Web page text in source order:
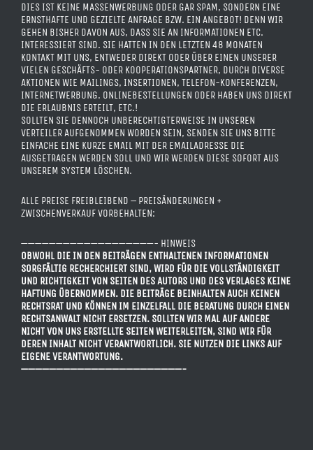
DIES IST KEINE MASSENWERBUNG ODER GAR SPAM, SONDERN EINE
ERNSTHAFTE UND GEZIELTE ANFRAGE BZW. EIN ANGEBOT! DENN WIR
GEHEN BISHER DAVON AUS, DASS SIE AN INFORMATIONEN ETC.
INTERESSIERT SIND. SIE HATTEN IN DEN LETZTEN 48 MONATEN
KONTAKT MIT UNS, ENTWEDER DIREKT ODER ÜBER EINEN UNSERER
VIELEN GESCHÄFTS- ODER KOOPERATIONSPARTNER, DURCH DIVERSE
AKTIONEN WIE MAILINGS, INSERTIONEN, TELEFON-KONFERENZEN,
INTERNETWERBUNG. ONLINEBESTELLUNGEN ODER HABEN UNS DIREKT
DIE ERLAUBNIS ERTEILT, ETC.!
SOLLTEN SIE DENNOCH UNBERECHTIGTERWEISE IN UNSEREN
VERTEILER AUFGENOMMEN WORDEN SEIN, SENDEN SIE UNS BITTE
EINFACHE EINE KURZE EMAIL MIT DER EMAILADRESSE DIE
AUSGETRAGEN WERDEN SOLL UND WIR WERDEN DIESE SOFORT AUS
UNSEREM SYSTEM LÖSCHEN.
ALLE PREISE FREIBLEIBEND – PREISÄNDERUNGEN +
ZWISCHENVERKAUF VORBEHALTEN:
———————————————————- HINWEIS
OBWOHL DIE IN DEN BEITRÄGEN ENTHALTENEN INFORMATIONEN
SORGFÄLTIG RECHERCHIERT SIND, WIRD FÜR DIE VOLLSTÄNDIGKEIT
UND RICHTIGKEIT VON SEITEN DES AUTORS UND DES VERLAGES KEINE
HAFTUNG ÜBERNOMMEN. DIE BEITRÄGE BEINHALTEN AUCH KEINEN
RECHTSRAT UND KÖNNEN IM EINZELFALL DIE BERATUNG DURCH EINEN
RECHTSANWALT NICHT ERSETZEN. SOLLTEN WIR MAL AUF ANDERE
NICHT VON UNS ERSTELLTE SEITEN WEITERLEITEN, SIND WIR FÜR
DEREN INHALT NICHT VERANTWORTLICH. SIE NUTZEN DIE LINKS AUF
EIGENE VERANTWORTUNG.
———————————————————————-